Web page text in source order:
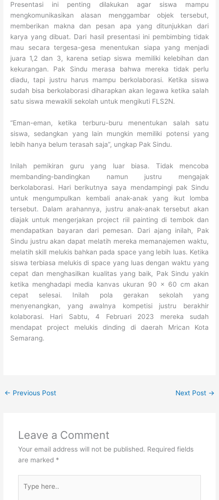
Presentasi ini penting dilakukan agar siswa mampu
mengkomunikasikan alasan menggambar objek tersebut,
memberikan makna dan pesan apa yang ditunjukkan dari
karya yang dibuat. Dari hasil presentasi ini pembimbing tidak
mau secara tergesa-gesa menentukan siapa yang menjadi
juara 1,2 dan 3, karena setiap siswa memiliki kelebihan dan
kekurangan. Pak Sindu merasa bahwa mereka tidak perlu
diadu, tapi justru harus mampu berkolaborasi. Ketika siswa
sudah bisa berkolaborasi diharapkan akan legawa ketika salah
satu siswa mewakili sekolah untuk mengikuti FLS2N.
“Eman-eman, ketika terburu-buru menentukan salah satu
siswa, sedangkan yang lain mungkin memiliki potensi yang
lebih hanya belum terasah saja”, ungkap Pak Sindu.
Inilah pemikiran guru yang luar biasa. Tidak mencoba
membanding-bandingkan namun justru mengajak
berkolaborasi. Hari berikutnya saya mendampingi pak Sindu
untuk mengumpulkan kembali anak-anak yang ikut lomba
tersebut. Dalam arahannya, justru anak-anak tersebut akan
diajak untuk mengerjakan project riil painting di tembok dan
mendapatkan bayaran dari pemesan. Dari ajang inilah, Pak
Sindu justru akan dapat melatih mereka memanajemen waktu,
melatih skill melukis bahkan pada space yang lebih luas. Ketika
siswa terbiasa melukis di space yang luas dengan waktu yang
cepat dan menghasilkan kualitas yang baik, Pak Sindu yakin
ketika menghadapi media kanvas ukuran 90 x 60 cm akan
cepat selesai. Inilah pola gerakan sekolah yang
menyenangkan, yang awalnya kompetisi justru berakhir
kolaborasi. Hari Sabtu, 4 Februari 2023 mereka sudah
mendapat project melukis dinding di daerah Mrican Kota
Semarang.
← Previous Post Next Post →
Leave a Comment
Your email address will not be published. Required fields
are marked *
here..